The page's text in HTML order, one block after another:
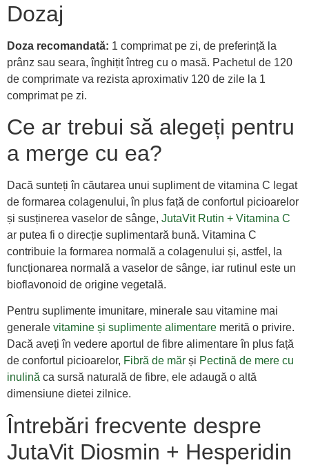
Dozaj
Doza recomandată: 1 comprimat pe zi, de preferință la
prânz sau seara, înghițit întreg cu o masă. Pachetul de 120
de comprimate va rezista aproximativ 120 de zile la 1
comprimat pe zi.
Ce ar trebui să alegeți pentru
a merge cu ea?
Dacă sunteți în căutarea unui supliment de vitamina C legat
de formarea colagenului, în plus față de confortul picioarelor
și susținerea vaselor de sânge, JutaVit Rutin + Vitamina C
ar putea fi o direcție suplimentară bună. Vitamina C
contribuie la formarea normală a colagenului și, astfel, la
funcționarea normală a vaselor de sânge, iar rutinul este un
bioflavonoid de origine vegetală.
Pentru suplimente imunitare, minerale sau vitamine mai
generale vitamine și suplimente alimentare merită o privire.
Dacă aveți în vedere aportul de fibre alimentare în plus față
de confortul picioarelor, Fibră de măr și Pectină de mere cu
inulină ca sursă naturală de fibre, ele adaugă o altă
dimensiune dietei zilnice.
Întrebări frecvente despre
JutaVit Diosmin + Hesperidin